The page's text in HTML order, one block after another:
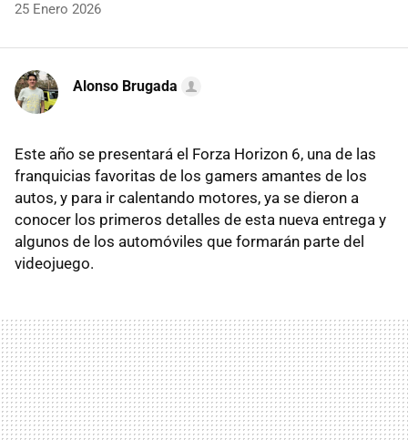
25 Enero 2026
Alonso Brugada
Este año se presentará el Forza Horizon 6, una de las
franquicias favoritas de los gamers amantes de los
autos, y para ir calentando motores, ya se dieron a
conocer los primeros detalles de esta nueva entrega y
algunos de los automóviles que formarán parte del
videojuego.